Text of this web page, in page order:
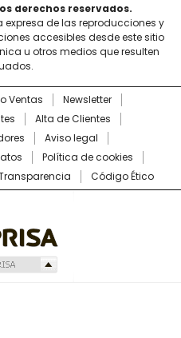
derechos reservados.
expresa de las reproducciones y
accesibles desde este sitio
u otros medios que resulten
Ventas
Newsletter
Alta de Clientes
Aviso legal
Política de cookies
Código Ético